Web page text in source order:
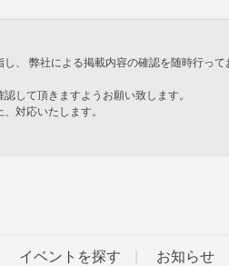
、 弊社による掲載内容の確認を随時行っ
して頂きますようお願い致します。
対応いたします。
イベントを探す お知らせ